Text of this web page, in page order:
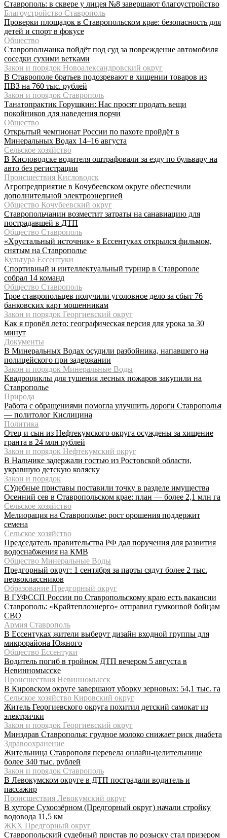
Ставрополь: в сквере у лицея №8 завершают благоустройство
Благоустройство Ставрополь
Проверки площадок в Ставропольском крае: безопасность для
детей и спорт в фокусе
Общество
Ставропольчанка пойдёт под суд за повреждение автомобиля
соседки сухими ветками
Закон и порядок Новоалександровский округ
В Ставрополе братьев подозревают в хищении товаров из
ПВЗ на 760 тыс. рублей
Закон и порядок Ставрополь
Танатопрактик Горушкин: Нас просят продать вещи
покойников для наведения порчи
Общество
Открытый чемпионат России по пахоте пройдёт в
Минеральных Водах 14–16 августа
Сельское хозяйство
В Кисловодске водителя оштрафовали за езду по бульвару на
авто без регистрации
Происшествия Кисловодск
Агропредприятие в Кочубеевском округе обеспечили
дополнительной электроэнергией
Общество Кочубеевский округ
Ставропольчанин возместит затраты на санавиацию для
пострадавшей в ДТП
Общество Ставрополь
«Хрустальный источник» в Ессентуках открылся фильмом,
снятым на Ставрополье
Культура Ессентуки
Спортивный и интеллектуальный турнир в Ставрополе
собрал 14 команд
Общество Ставрополь
Трое ставропольцев получили уголовное дело за сбыт 76
банковских карт мошенникам
Закон и порядок Георгиевский округ
Как я провёл лето: географическая версия для урока за 30
минут
Документы
В Минеральных Водах осудили разбойника, напавшего на
полицейского при задержании
Закон и порядок Минеральные Воды
Квадроциклы для тушения лесных пожаров закупили на
Ставрополье
Природа
Работа с обращениями помогла улучшить дороги Ставрополья
— политолог Кислицина
Политика
Отец и сын из Нефтекумского округа осуждены за хищение
гранта в 24 млн рублей
Закон и порядок Нефтекумский округ
В Нальчике задержали гостью из Ростовской области,
укравшую детскую коляску
Закон и порядок
СУдебные приставы поставили точку в разделе имущества
Осенний сев в Ставропольском крае: план — более 2,1 млн га
Сельское хозяйство
Мелиорация на Ставрополье: рост орошения поддержит
семена
Сельское хозяйство
Председатель правительства РФ дал поручения для развития
водоснабжения на КМВ
Общество Минеральные Воды
Предгорный округ: 1 сентября за парты сядут более 2 тыс.
первоклассников
Образование Предгорный округ
В ГУФССП России по Ставропольскому краю есть вакансии
Ставрополь: «Крайтеплоэнерго» отправил гумконвой бойцам
СВО
Армия Ставрополь
В Ессентуках жители выберут дизайн входной группы для
микрорайона Южного
Общество Ессентуки
Водитель погиб в тройном ДТП вечером 5 августа в
Невинномысске
Происшествия Невинномысск
В Кировском округе завершают уборку зерновых: 54,1 тыс. га
Сельское хозяйство Кировский округ
Житель Георгиевского округа похитил детский самокат из
электрички
Закон и порядок Георгиевский округ
Минздрав Ставрополья: грудное молоко снижает риск диабета
Здравоохранение
Жительница Ставрополя перевела онлайн-целительнице
более 340 тыс. рублей
Закон и порядок Ставрополь
В Левокумском округе в ДТП пострадали водитель и
пассажир
Происшествия Левокумский округ
В хуторе Сухоозёрном (Предгорный округ) начали стройку
водовода 11,5 км
ЖКХ Предгорный округ
Ставропольский судебный пристав по розыску стал призером